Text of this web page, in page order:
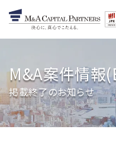
M&A案件情報
掲載終了のお知らせ